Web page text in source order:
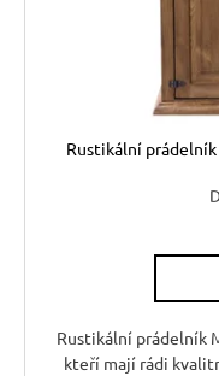
Rustikální
Rustikální prádelník
kteří mají rádi